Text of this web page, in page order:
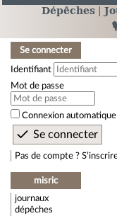
Dépêches
Se connecter
Identifiant
Mot de passe
Connexion automatique
Pas de compte ?
misric
journaux
dépêches